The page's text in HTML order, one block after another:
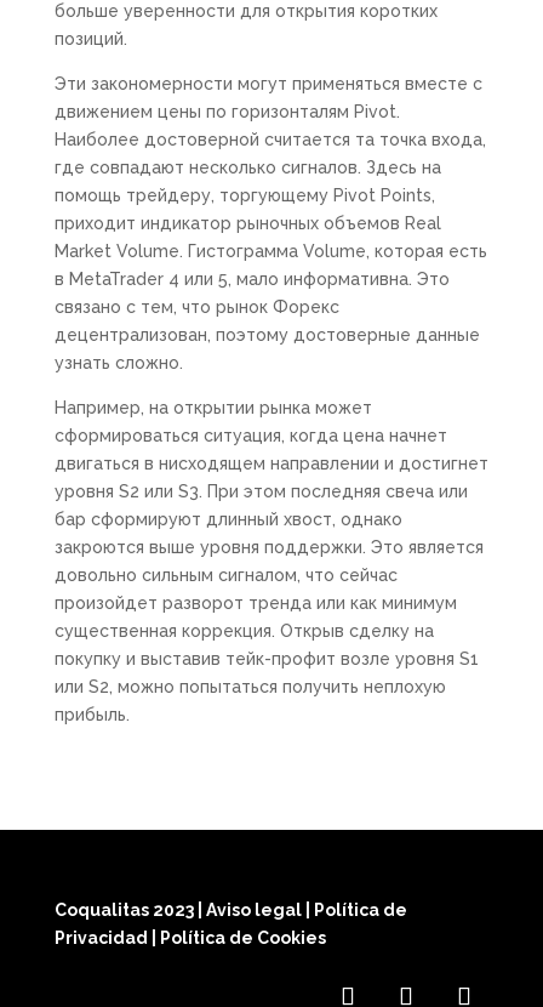
больше уверенности для открытия коротких
позиций.
Эти закономерности могут применяться вместе с
движением цены по горизонталям Pivot.
Наиболее достоверной считается та точка входа,
где совпадают несколько сигналов. Здесь на
помощь трейдеру, торгующему Pivot Points,
приходит индикатор рыночных объемов Real
Market Volume. Гистограмма Volume, которая есть
в MetaTrader 4 или 5, мало информативна. Это
связано с тем, что рынок Форекс
децентрализован, поэтому достоверные данные
узнать сложно.
Например, на открытии рынка может
сформироваться ситуация, когда цена начнет
двигаться в нисходящем направлении и достигнет
уровня S2 или S3. При этом последняя свеча или
бар сформируют длинный хвост, однако
закроются выше уровня поддержки. Это является
довольно сильным сигналом, что сейчас
произойдет разворот тренда или как минимум
существенная коррекция. Открыв сделку на
покупку и выставив тейк-профит возле уровня S1
или S2, можно попытаться получить неплохую
прибыль.
Coqualitas 2023 Aviso legal
Política de
Privacidad
Política de Cookies